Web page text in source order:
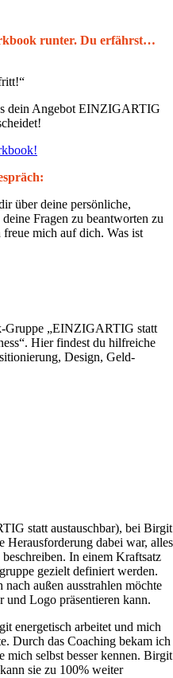
runter. Du erfährst…
dein Angebot EINZIGARTIG
über deine persönliche,
Fragen zu beantworten zu
mich auf dich. Was ist
Gruppe „EINZIGARTIG statt
Hier findest du hilfreiche
Design, Geld-
statt austauschbar), bei Birgit
Herausforderung dabei war, alles
In einem Kraftsatz
gezielt definiert werden.
außen ausstrahlen möchte
Logo präsentieren kann.
energetisch arbeitet und mich
Durch das Coaching bekam ich
selbst besser kennen. Birgit
sie zu 100% weiter